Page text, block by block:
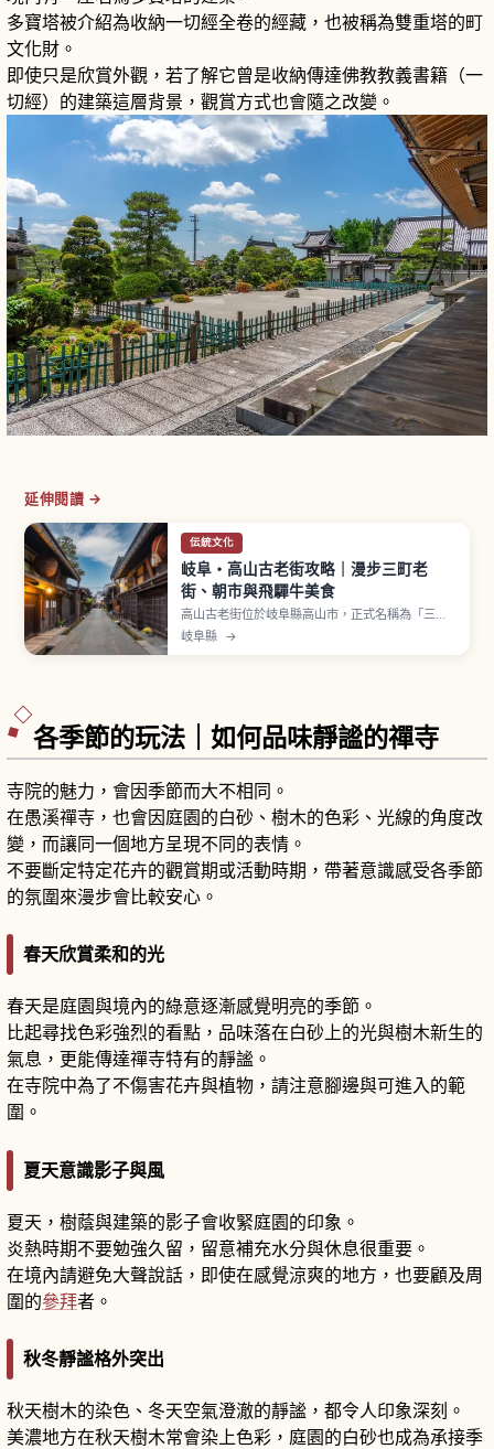
多寶塔被介紹為收納一切經全卷的經藏，也被稱為雙重塔的町
文化財。
即使只是欣賞外觀，若了解它曾是收納傳達佛教教義書籍（一
切經）的建築這層背景，觀賞方式也會隨之改變。
延伸閱讀 →
伝統文化
岐阜・高山古老街攻略｜漫步三町老
街、朝市與飛驒牛美食
高山古老街位於岐阜縣高山市，正式名稱為「三町
傳統的建造物群保存地區」，是江戶末期到明治時
期建造、整齊排列的町家街區，被稱為「飛驒小京
岐阜縣 →
各季節的玩法｜如何品味靜謐的禪寺
寺院的魅力，會因季節而大不相同。
在愚溪禪寺，也會因庭園的白砂、樹木的色彩、光線的角度改
變，而讓同一個地方呈現不同的表情。
不要斷定特定花卉的觀賞期或活動時期，帶著意識感受各季節
的氛圍來漫步會比較安心。
春天欣賞柔和的光
春天是庭園與境內的綠意逐漸感覺明亮的季節。
比起尋找色彩強烈的看點，品味落在白砂上的光與樹木新生的
氣息，更能傳達禪寺特有的靜謐。
在寺院中為了不傷害花卉與植物，請注意腳邊與可進入的範
圍。
夏天意識影子與風
夏天，樹蔭與建築的影子會收緊庭園的印象。
炎熱時期不要勉強久留，留意補充水分與休息很重要。
在境內請避免大聲說話，即使在感覺涼爽的地方，也要顧及周
圍的參拜者。
秋冬靜謐格外突出
秋天樹木的染色、冬天空氣澄澈的靜謐，都令人印象深刻。
美濃地方在秋天樹木常會染上色彩，庭園的白砂也成為承接季